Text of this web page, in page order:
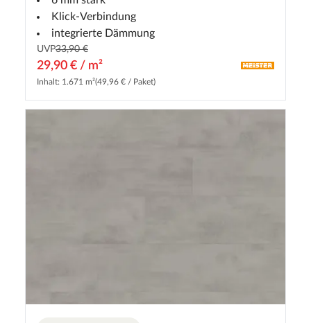
Klick-Verbindung
integrierte Dämmung
UVP33,90 €
29,90 € / m²
Inhalt: 1.671 m²(49,96 € / Paket)